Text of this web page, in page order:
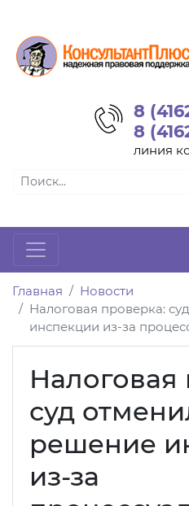
8
8
линия
Главная
Новости
Налоговая проверка:
инспекции из-за
Налоговая
суд
решение
из-за